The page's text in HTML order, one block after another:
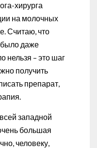
хирурга
на молочных
Считаю, что
было даже
нельзя – это шаг
получить
препарат,
западной
большая
человеку,